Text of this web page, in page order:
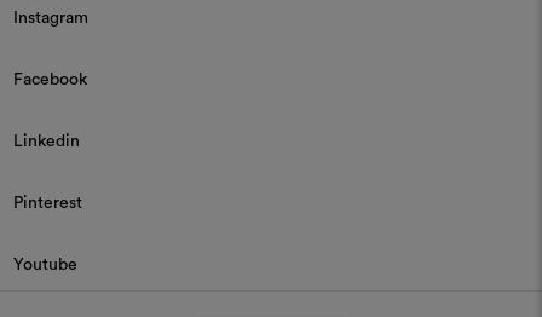
Instagram
Facebook
Linkedin
Pinterest
Youtube